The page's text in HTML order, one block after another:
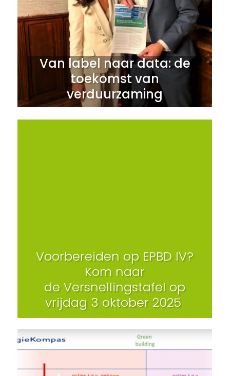
Van label naar data: de
toekomst van
verduurzaming
Voorbereiden op EPBD IV?
Kom naar
de Versnellingstafel op
vrijdag 3 oktober 2025